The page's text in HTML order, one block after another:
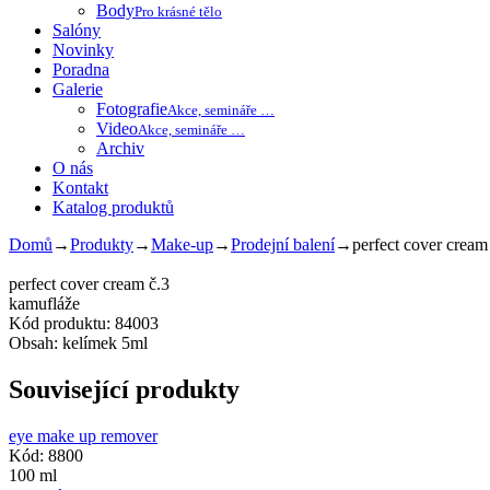
BodyPro krásné tělo
Salóny
Novinky
Poradna
Galerie
FotografieAkce, semináře …
VideoAkce, semináře …
Archiv
O nás
Kontakt
Katalog produktů
Domů →Produkty→Make-up→Prodejní balení→perfect cover
perfect cover cream č.3
kamufláže
Kód produktu: 84003
Obsah: kelímek 5ml
Související produkty
eye make up remover
Kód: 8800
100 ml